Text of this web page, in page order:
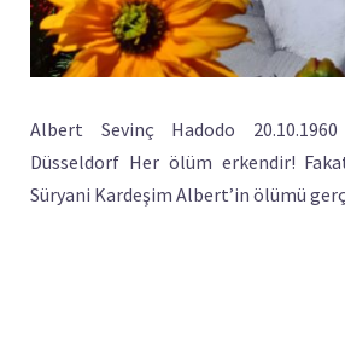
Albert Sevinç Hadodo
Düsseldorf Her ölüm erkendir!
Süryani Kardeşim Albert’in ölümü